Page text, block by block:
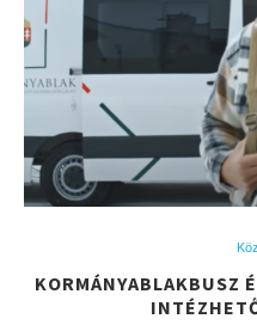
KORMÁNYABLAKBUSZ